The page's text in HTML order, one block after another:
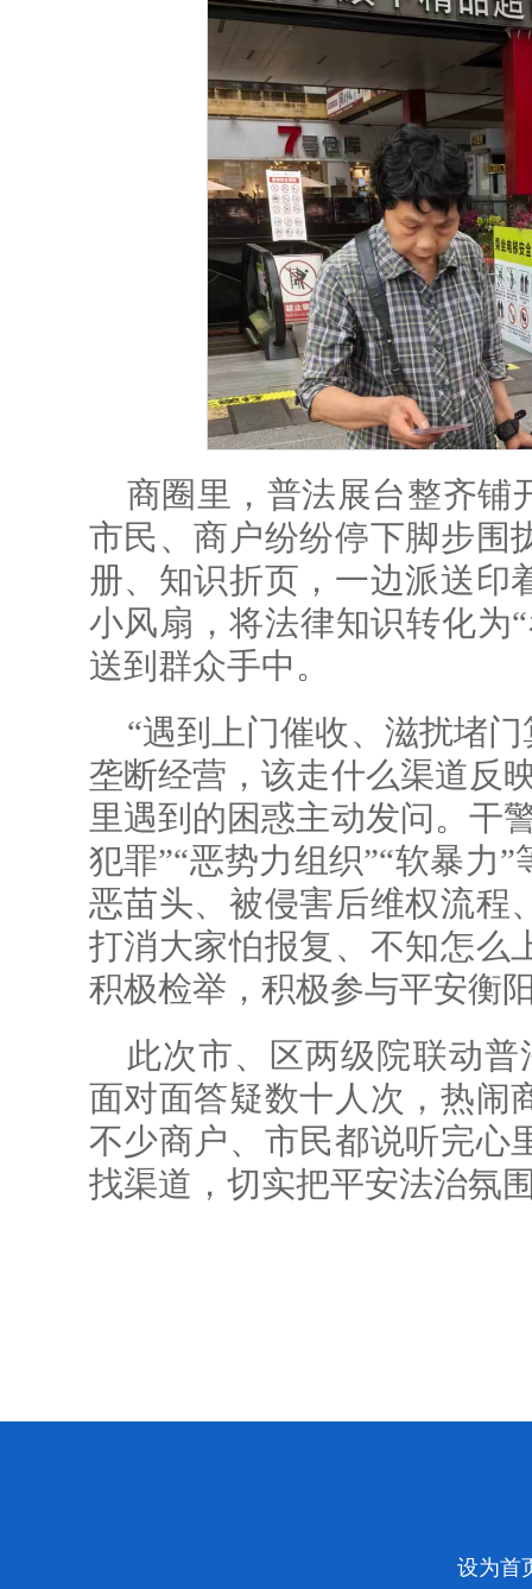
商圈里，普法展台整齐铺
市民、商户纷纷停下脚步围
册、知识折页，一边派送印
小风扇，将法律知识转化为
送到群众手中。
“遇到上门催收、滋扰堵
垄断经营，该走什么渠道反
里遇到的困惑主动发问。干
犯罪”“恶势力组织”“软暴力
恶苗头、被侵害后维权流程
打消大家怕报复、不知怎么
积极检举，积极参与平安衡
此次市、区两级院联动
面对面答疑数十人次，热闹
不少商户、市民都说听完心
找渠道，切实把平安法治氛
设为首